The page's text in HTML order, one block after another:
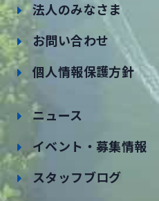
法人のみなさま
お問い合わせ
個人情報保護方針
ニュース
イベント・募集情報
スタッフブログ